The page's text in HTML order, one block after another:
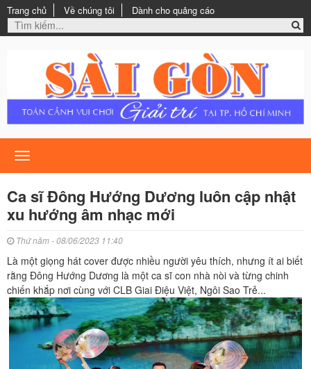
Trang chủ Về chúng tôi Dành cho quảng cáo
Toggle
navigation
Ca sĩ Đông Hướng Dương luôn cập nhật
xu hướng âm nhạc mới
Thứ năm - 08/06/2023 11:40
Là một giọng hát cover được nhiều người yêu thích, nhưng ít ai biết
rằng Đông Hướng Dương là một ca sĩ con nhà nòi và từng chinh
chiến khắp nơi cùng với CLB Giai Điệu Việt, Ngôi Sao Trẻ...